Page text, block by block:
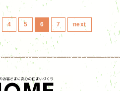
4 5 6 7 next